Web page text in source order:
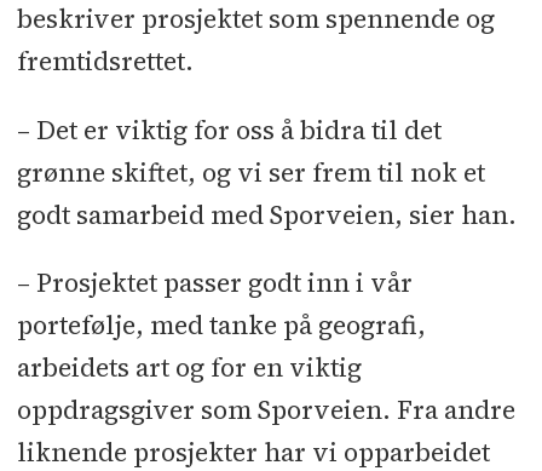
beskriver prosjektet som spennende og
fremtidsrettet.
– Det er viktig for oss å bidra til det
grønne skiftet, og vi ser frem til nok et
godt samarbeid med Sporveien, sier han.
– Prosjektet passer godt inn i vår
portefølje, med tanke på geografi,
arbeidets art og for en viktig
oppdragsgiver som Sporveien. Fra andre
liknende prosjekter har vi opparbeidet